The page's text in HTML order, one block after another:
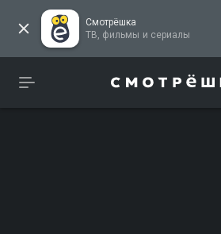
Смотрёшка
ТВ, фильмы и сериалы